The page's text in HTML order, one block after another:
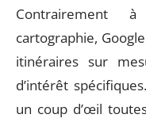
Contrairement
cartographie,
itinéraires sur
d’intérêt
un coup d’œil